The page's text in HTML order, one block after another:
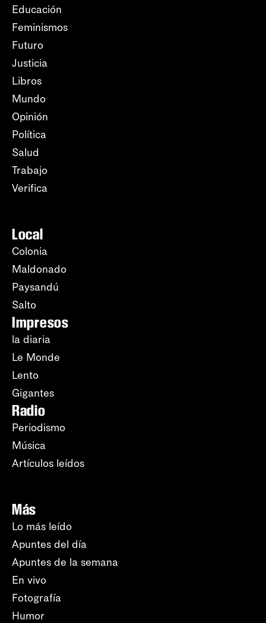
Educación
Feminismos
Futuro
Justicia
Libros
Mundo
Opinión
Política
Salud
Trabajo
Verifica
Local
Colonia
Maldonado
Paysandú
Salto
Impresos
la diaria
Le Monde
Lento
Gigantes
Radio
Periodismo
Música
Artículos leídos
Más
Lo más leído
Apuntes del día
Apuntes de la semana
En vivo
Fotografía
Humor